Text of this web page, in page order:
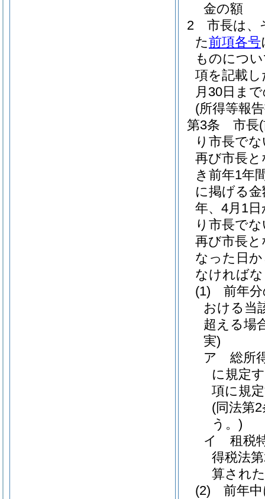
金の額
2
市長は、
た前項各号
ものにつ
項を記載
月30日ま
(所得等報
第3条
市長
り市長で
再び市長
き前年1年
に掲げる
年、4月1
り市長で
再び市長
なった日
なければ
(1)
前年
おける当
超える場
実)
ア
総所
に規定
項に規
(同法第
う。)
イ
租税
得税法
算され
(2)
前年